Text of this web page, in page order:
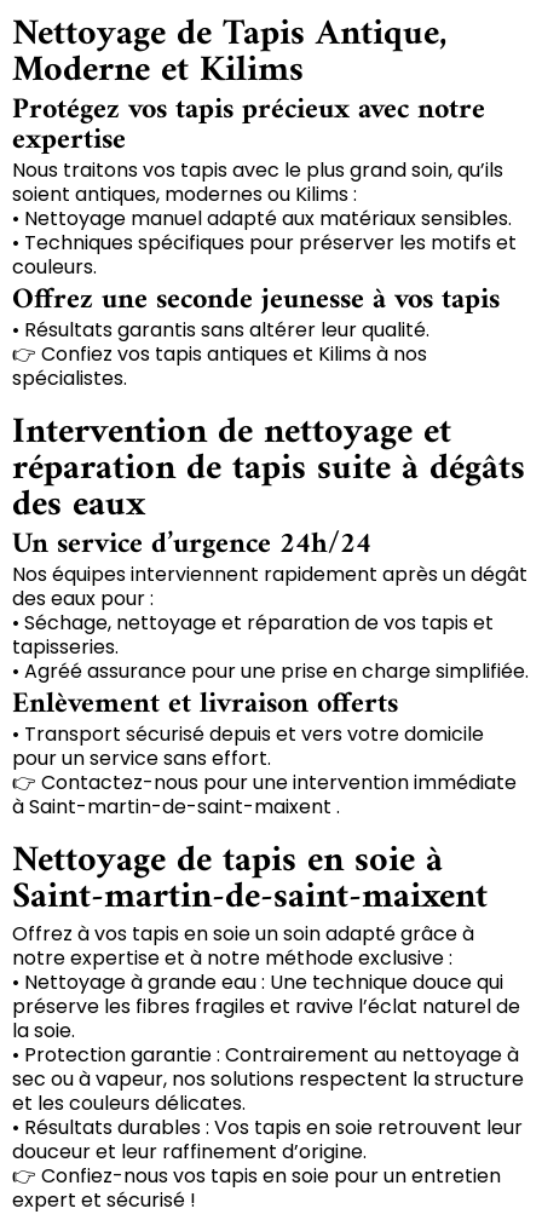
Nettoyage de Tapis Antique,
Moderne et Kilims
Protégez vos tapis précieux avec notre
expertise
Nous traitons vos tapis avec le plus grand soin, qu’ils
soient antiques, modernes ou Kilims :
• Nettoyage manuel adapté aux matériaux sensibles.
• Techniques spécifiques pour préserver les motifs et
couleurs.
Offrez une seconde jeunesse à vos tapis
• Résultats garantis sans altérer leur qualité.
👉 Confiez vos tapis antiques et Kilims à nos
spécialistes.
Intervention de nettoyage et
réparation de tapis suite à dégâts
des eaux
Un service d’urgence 24h/24
Nos équipes interviennent rapidement après un dégât
des eaux pour :
• Séchage, nettoyage et réparation de vos tapis et
tapisseries.
• Agréé assurance pour une prise en charge simplifiée.
Enlèvement et livraison offerts
• Transport sécurisé depuis et vers votre domicile
pour un service sans effort.
👉 Contactez-nous pour une intervention immédiate
à Saint-martin-de-saint-maixent .
Nettoyage de tapis en soie à
Saint-martin-de-saint-maixent
Offrez à vos tapis en soie un soin adapté grâce à
notre expertise et à notre méthode exclusive :
• Nettoyage à grande eau : Une technique douce qui
préserve les fibres fragiles et ravive l’éclat naturel de
la soie.
• Protection garantie : Contrairement au nettoyage à
sec ou à vapeur, nos solutions respectent la structure
et les couleurs délicates.
• Résultats durables : Vos tapis en soie retrouvent leur
douceur et leur raffinement d’origine.
👉 Confiez-nous vos tapis en soie pour un entretien
expert et sécurisé !